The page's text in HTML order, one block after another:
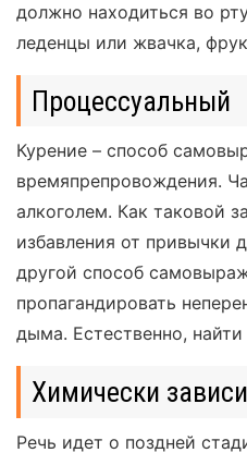
должно находиться во
леденцы или жвачка,
Процессуальный
Курение – способ
времяпрепровождения.
алкоголем. Как таковой
избавления от привычки
другой способ
пропагандировать
дыма. Естественно,
Химически
Речь идет о поздней